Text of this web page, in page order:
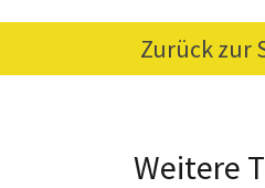
Zurück zur
Weitere